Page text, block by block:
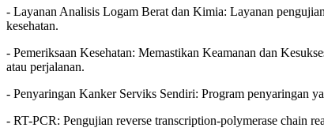
- Layanan Analisis Logam Berat dan Kimia: Layanan
kesehatan.
- Pemeriksaan Kesehatan: Memastikan Keamanan dan
atau perjalanan.
- Penyaringan Kanker Serviks Sendiri: Program penyaringan
- RT-PCR: Pengujian reverse transcription-polymerase chain